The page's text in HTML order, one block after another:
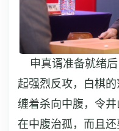
申真谞准备就绪后
起强烈反攻，白棋
缠着杀向中腹，令
在中腹治孤，而且